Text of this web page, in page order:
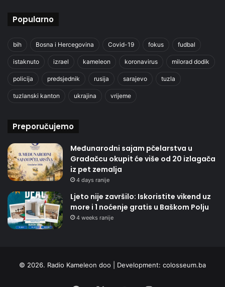
Popularno
bih Bosna i Hercegovina Covid-19 fokus fudbal
istaknuto izrael kameleon koronavirus milorad dodik
policija predsjednik rusija sarajevo tuzla
tuzlanski kanton ukrajina vrijeme
Preporučujemo
Međunarodni sajam pčelarstva u
Gradačcu okupit će više od 20 izlagača
iz pet zemalja
4 days ranije
Ljeto nije završilo: Iskoristite vikend uz
more i 1 noćenje gratis u Baškom Polju
4 weeks ranije
© 2026. Radio Kameleon doo | Development: colosseum.ba